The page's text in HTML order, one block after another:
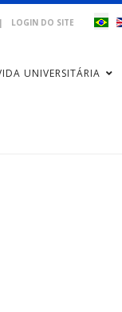
| LOGIN DO SITE
UNIVERSITÁRIA